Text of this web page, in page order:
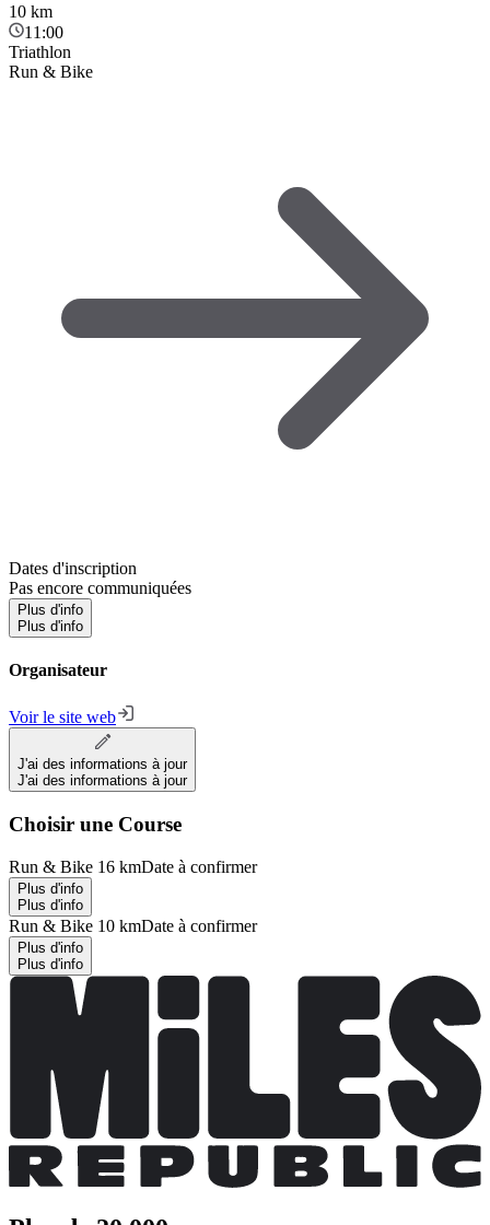
10 km
11:00
Triathlon
Run & Bike
Dates d'inscription
Pas encore communiquées
Plus d'info
Plus d'info
Organisateur
Voir le site web
J'ai des informations à jour
J'ai des informations à jour
Choisir une Course
Run & Bike 16 kmDate à confirmer
Plus d'info
Plus d'info
Run & Bike 10 kmDate à confirmer
Plus d'info
Plus d'info